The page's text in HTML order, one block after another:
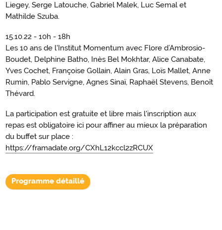
Liegey, Serge Latouche, Gabriel Malek, Luc Semal et
Mathilde Szuba.
15.10.22 - 10h - 18h
Les 10 ans de l'Institut Momentum avec Flore d’Ambrosio-
Boudet, Delphine Batho, Inès Bel Mokhtar, Alice Canabate,
Yves Cochet, Françoise Gollain, Alain Gras, Loïs Mallet, Anne
Rumin, Pablo Servigne, Agnes Sinaï, Raphaël Stevens, Benoît
Thévard.
La participation est gratuite et libre mais l'inscription aux
repas est obligatoire ici pour affiner au mieux la préparation
du buffet sur place :
https://framadate.org/CXhL12kccl2zRCUX
Programme détaillé